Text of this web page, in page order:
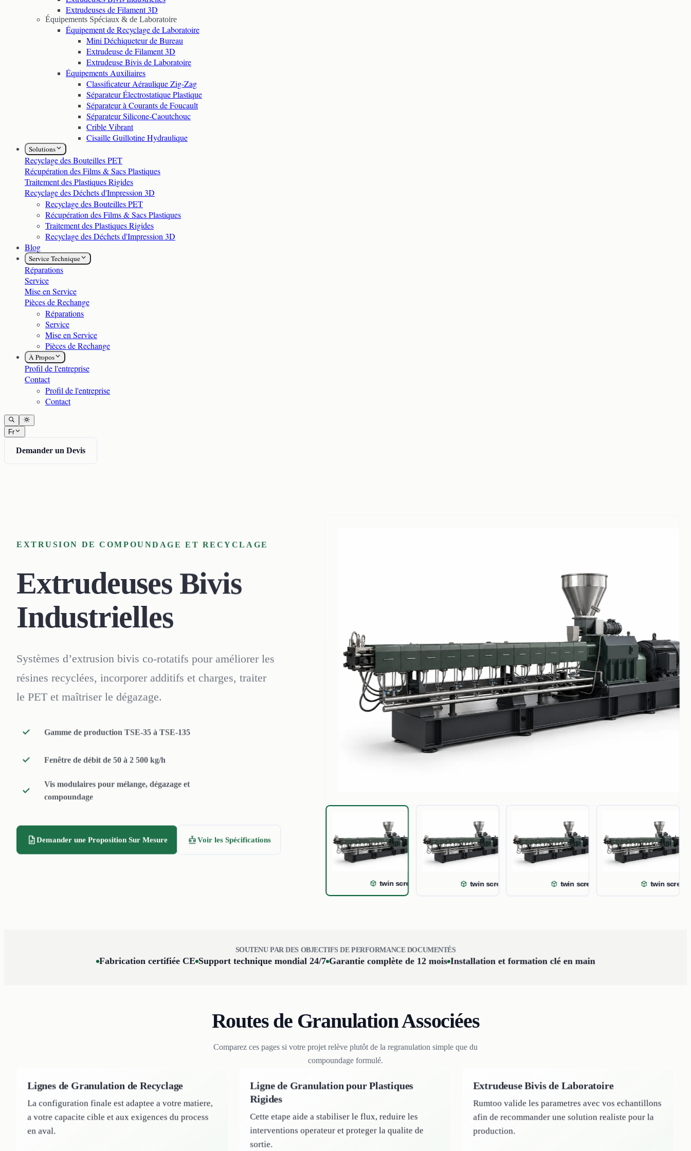
Extrudeuses de Filament 3D
Équipements Spéciaux & de Laboratoire
Équipement de Recyclage de Laboratoire
Mini Déchiqueteur de Bureau
Extrudeuse de Filament 3D
Extrudeuse Bivis de Laboratoire
Équipements Auxiliaires
Classificateur Aéraulique Zig-Zag
Séparateur Électrostatique Plastique
Séparateur à Courants de Foucault
Séparateur Silicone-Caoutchouc
Crible Vibrant
Cisaille Guillotine Hydraulique
Solutions
Recyclage des Bouteilles PET
Récupération des Films & Sacs Plastiques
Traitement des Plastiques Rigides
Recyclage des Déchets d'Impression 3D
Recyclage des Bouteilles PET
Récupération des Films & Sacs Plastiques
Traitement des Plastiques Rigides
Recyclage des Déchets d'Impression 3D
Blog
Service Technique
Réparations
Service
Mise en Service
Pièces de Rechange
Réparations
Service
Mise en Service
Pièces de Rechange
À Propos
Profil de l'entreprise
Contact
Profil de l'entreprise
Contact
Fr
Demander un Devis
EXTRUSION DE COMPOUNDAGE ET RECYCLAGE
Extrudeuses Bivis
Industrielles
Systèmes d’extrusion bivis co-rotatifs pour améliorer les
résines recyclées, incorporer additifs et charges, traiter
le PET et maîtriser le dégazage.
Gamme de production TSE-35 à TSE-135
Fenêtre de débit de 50 à 2 500 kg/h
Vis modulaires pour mélange, dégazage et
compoundage
Demander une Proposition Sur Mesure Voir les Spécifications
twin screw extruder twin screw extruder twin screw extruder twin screw
SOUTENU PAR DES OBJECTIFS DE PERFORMANCE DOCUMENTÉS
Fabrication certifiée CE Support technique mondial 24/7 Garantie complète de 12 mois Installation et formation clé en main
Routes de Granulation Associées
Comparez ces pages si votre projet relève plutôt de la regranulation simple que du
compoundage formulé.
Lignes de Granulation de Recyclage
La configuration finale est adaptee a votre matiere,
a votre capacite cible et aux exigences du process
en aval.
Ligne de Granulation pour Plastiques
Rigides
Cette etape aide a stabiliser le flux, reduire les
interventions operateur et proteger la qualite de
sortie.
Extrudeuse Bivis de Laboratoire
Rumtoo valide les parametres avec vos echantillons
afin de recommander une solution realiste pour la
production.